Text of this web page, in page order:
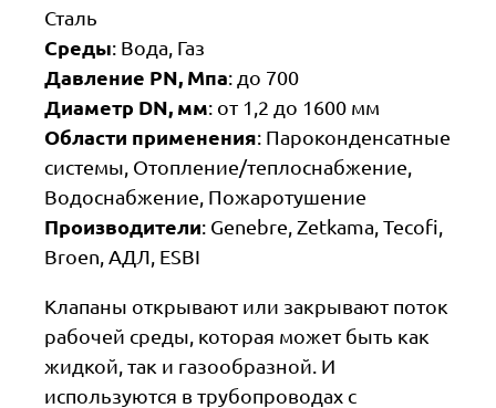
Сталь
Среды: Вода, Газ
Давление PN, Мпа: до 700
Диаметр DN, мм: от 1,2 до 1600 мм
Области применения: Пароконденсатные
системы, Отопление/теплоснабжение,
Водоснабжение, Пожаротушение
Производители: Genebre, Zetkama, Tecofi,
Broen, АДЛ, ESBI
Клапаны открывают или закрывают поток
рабочей среды, которая может быть как
жидкой, так и газообразной. И
используются в трубопроводах с